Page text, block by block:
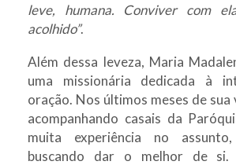
leve, humana. Conviver com
acolhido”.
Além dessa leveza, Maria
uma missionária dedicada à
oração. Nos últimos meses de sua
acompanhando casais da
muita experiência no
buscando dar o melhor de si.